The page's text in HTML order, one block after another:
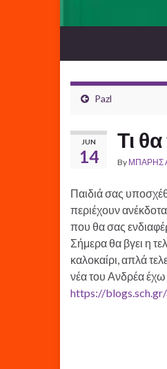
Pazl
JUN
14
Τι
By ΜΠΑΡΗΣ
Παιδιά σας
περιέχουν
που θα σας
Σήμερα θα βγει η
καλοκαίρι, απλά
νέα του Ανδρέα έχω
https://